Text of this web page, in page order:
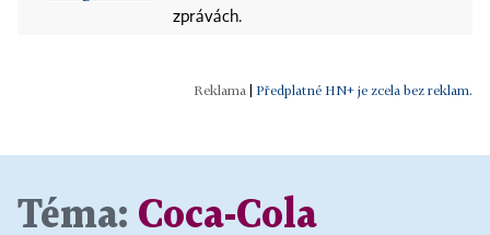
zprávách.
Předplatné HN+ je zcela bez reklam.
Téma: Coca-Cola